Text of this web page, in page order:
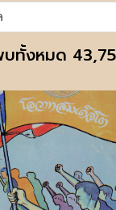
บทั้งหมด